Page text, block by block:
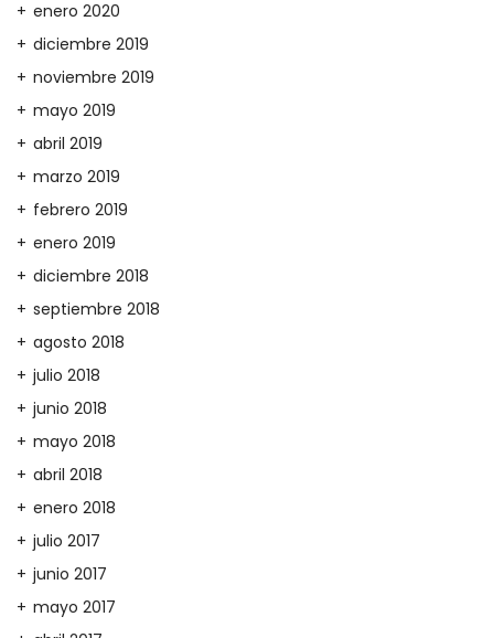
enero 2020
diciembre 2019
noviembre 2019
mayo 2019
abril 2019
marzo 2019
febrero 2019
enero 2019
diciembre 2018
septiembre 2018
agosto 2018
julio 2018
junio 2018
mayo 2018
abril 2018
enero 2018
julio 2017
junio 2017
mayo 2017